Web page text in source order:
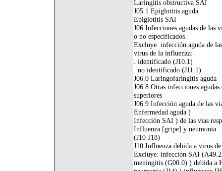
Laringitis obstructiva SAI
J05.1 Epiglotitis aguda
Epiglotitis SAI
J06 Infecciones agudas de las
o no especificados
Excluye: infección aguda de
virus de la influenza:
. identificado (J10.1)
. no identificado (J11.1)
J06.0 Laringofaringitis aguda
J06.8 Otras infecciones
superiores
J06.9 Infección aguda de las
Enfermedad aguda )
Infección SAI ) de las vias
Influenza [gripe] y neumonia
(J10-J18)
J10 Influenza debida a virus
Excluye: infección SAI
meningitis (G00.0) ) debida a